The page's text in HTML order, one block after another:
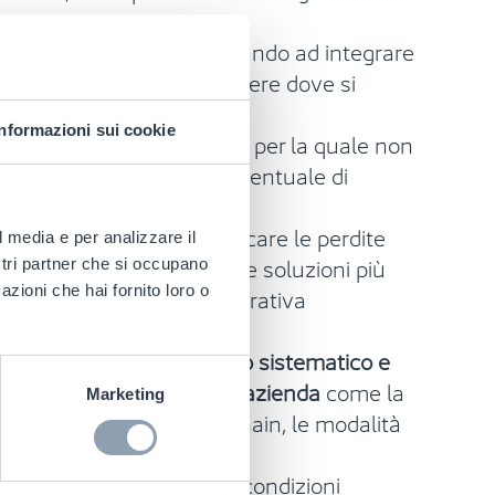
sui cookie
e per analizzare il
partner che si occupano
che hai fornito loro o
Marketing
raccolte, andando ad integrare
di meglio comprendere dove si
quota di ammanchi per la quale non
al minimo la percentuale di
capace di quantificare le perdite
al fine di identificare le soluzioni più
le cause di natura operativa
di questoapproccio sistematico e
alle specificità di ogni azienda come la
della supply chain, le modalità
rispettando le tre condizioni